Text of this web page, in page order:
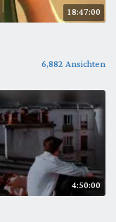
18:47:00
6,882 Ansichten
4:50:00